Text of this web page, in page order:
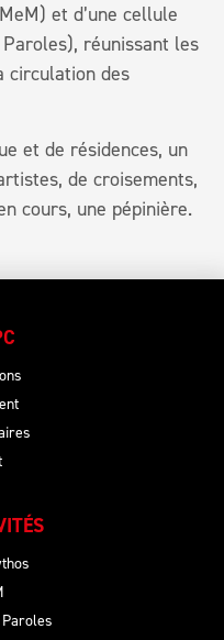
et d’une cellule
réunissant les
circulation des
et de résidences, un
de croisements,
cours, une pépinière.